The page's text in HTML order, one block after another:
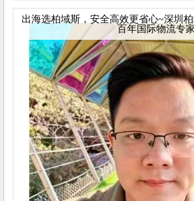
出海选柏域斯，安全高效更省心~深圳
百年国际物流专家